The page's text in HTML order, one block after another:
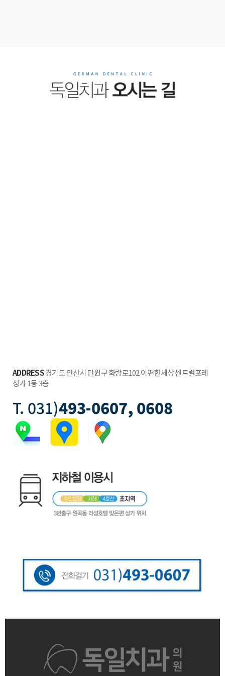
ADDRESS경기도 안산시 단원구 화랑로102 이편한세상 센트럴포레
상가 1동 3층
T. 031)493-0607, 0608